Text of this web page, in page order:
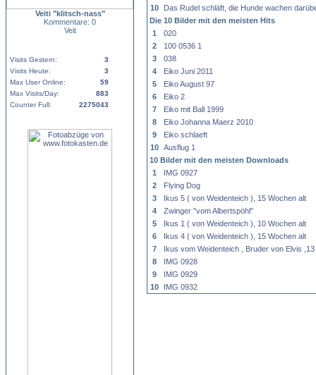
Veiti "klitsch-nass"
Kommentare: 0
Veit
Visits Gestern:
3
Visits Heute:
3
Max User Online:
59
Max Visits/Day:
883
Counter Full:
2275043
10
Das Rudel schläft, die Hunde wachen
Die 10 Bilder mit den meisten Hits
1
020
2
100 0536 1
3
038
4
Eiko Juni 2011
5
Eiko August 97
6
Eiko 2
7
Eiko mit Ball 1999
8
Eiko Johanna Maerz 2010
9
Eiko schlaeft
10 Ausflug 1
10 Bilder mit den meisten Downloads
1
IMG 0927
2
Flying Dog
3
Ikus 5 ( von Weidenteich ), 15 Wochen alt
4
Zwinger "vom Albertspöhl"
5
Ikus 1 ( von Weidenteich ), 10 Wochen alt
6
Ikus 4 ( von Weidenteich ), 15 Wochen alt
7
Ikus vom Weidenteich , Bruder von Elvis
8
IMG 0928
9
IMG 0929
10
IMG 0932